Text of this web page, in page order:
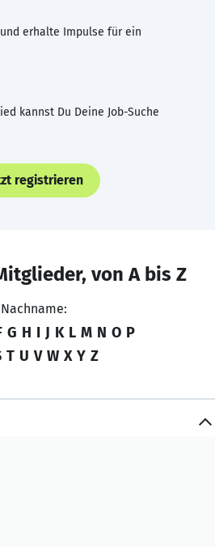
erhalte Impulse für ein
kannst Du Deine Job-Suche
registrieren
von A bis Z
Nachname:
G H I J K L M N O P
T U V W X Y Z